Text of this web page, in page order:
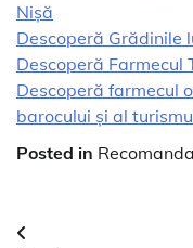
Nișă
Descoperă Grădinile
Descoperă Farmecul
Descoperă farmecul
barocului și al
Posted in
Navigare